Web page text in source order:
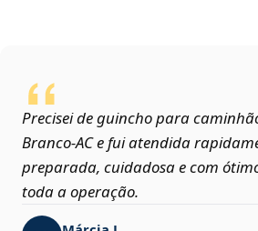
Precisei de guincho para
Branco‑AC e fui atendida
preparada, cuidadosa e com
toda a operação.